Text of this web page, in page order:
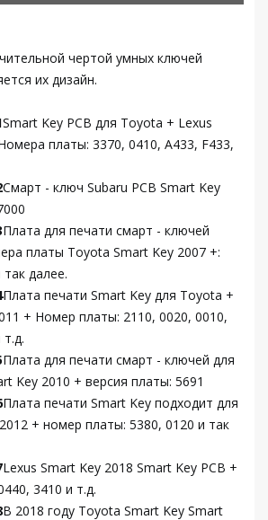
чертой умных ключей
их дизайн.
Smart Key PCB для Toyota + Lexus
платы: 3370, 0410, A433, F433,
Смарт - ключ Subaru PCB Smart Key
Плата для печати смарт - ключей
платы Toyota Smart Key 2007 +:
далее.
Плата печати Smart Key для Toyota +
+ Номер платы: 2110, 0020, 0010,
Плата для печати смарт - ключей для
Key 2010 + версия платы: 5691
Плата печати Smart Key подходит для
+ номер платы: 5380, 0120 и так
Lexus Smart Key 2018 Smart Key PCB +
3410 и т.д.
В 2018 году Toyota Smart Key Smart